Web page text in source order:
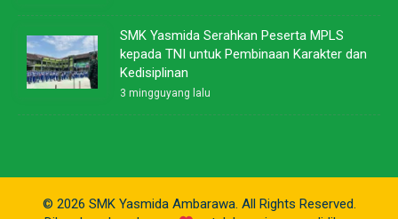
SMK Yasmida Serahkan Peserta MPLS
kepada TNI untuk Pembinaan Karakter dan
Kedisiplinan
3 mingguyang lalu
© 2026 SMK Yasmida Ambarawa. All Rights Reserved.